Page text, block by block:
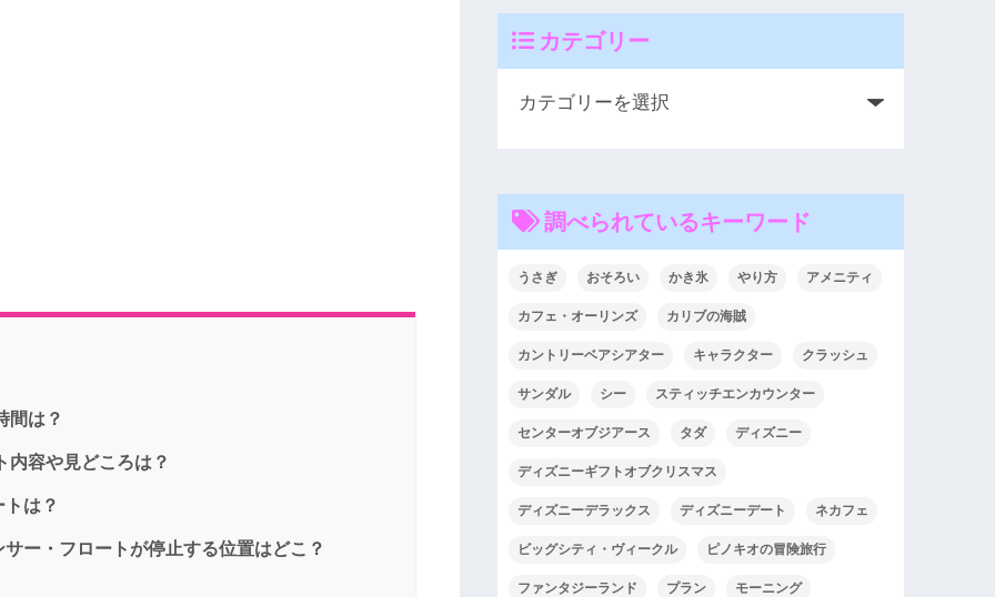
間は？
内容や見どころは？
は？
ー・フロートが停止する位置はどこ？
カテゴリー
調べられているキーワード
うさぎ おそろい かき氷 やり方 アメニティ
カフェ・オーリンズ カリブの海賊
カントリーベアシアター キャラクター クラッシュ
サンダル シー スティッチエンカウンター
センターオブジアース タダ ディズニー
ディズニーギフトオブクリスマス
ディズニーデラックス ディズニーデート ネカフェ
ビッグシティ・ヴィークル ピノキオの冒険旅行
ファンタジーランド プラン モーニング